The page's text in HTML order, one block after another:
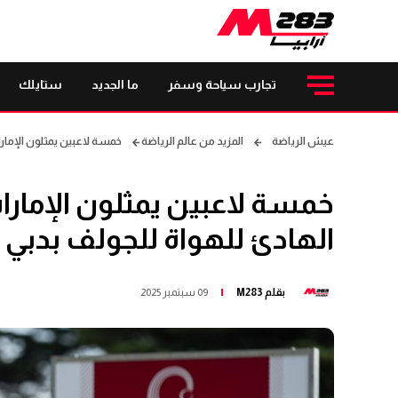
تجارب سياحة وسفر ما الجديد ستايلك
عيش الرياضة المزيد من عالم الرياضة خمسة لاعبين يمثلون
خمسة لاعبين يمثلون
الهادئ للهواة للجولف بدبي
بقلم M283 09 سبتمبر 2025